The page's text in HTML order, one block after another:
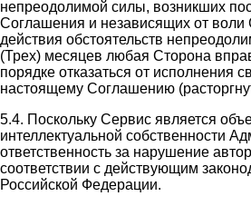
непреодолимой силы, возникших
Соглашения и независящих от воли
действия обстоятельств
(Трех) месяцев любая Сторона
порядке отказаться от исполнения
настоящему Соглашению
5.4. Поскольку Сервис является
интеллектуальной собственности
ответственность за нарушение
соответствии с действующим
Российской Федерации.